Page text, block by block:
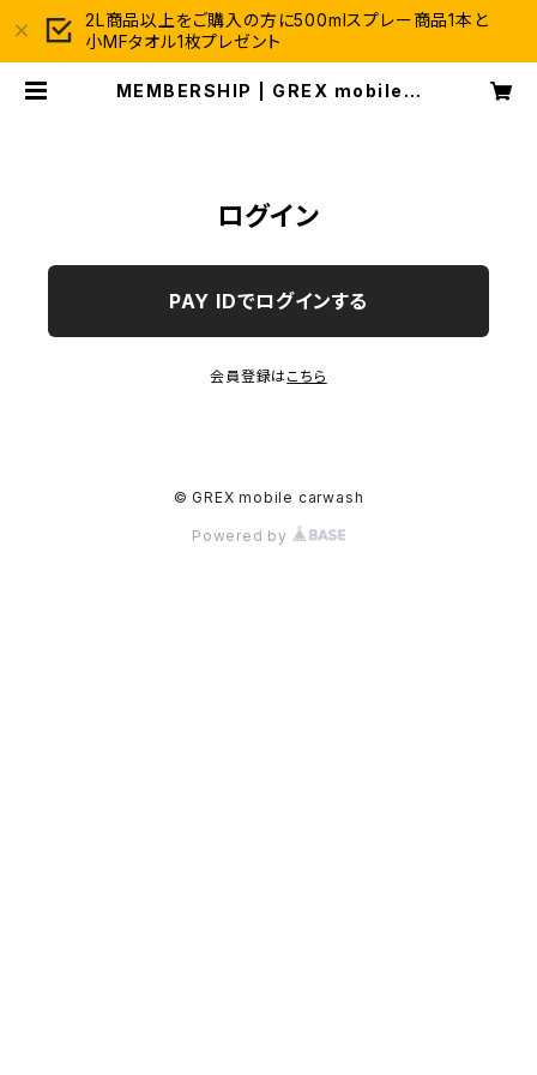
2L商品以上をご購入の方に500mlスプレー商品1本と
小MFタオル1枚プレゼント
MEMBERSHIP | GREX mobile c
ログイン
PAY IDでログインする
会員登録はこちら
© GREX mobile carwash
Powered by